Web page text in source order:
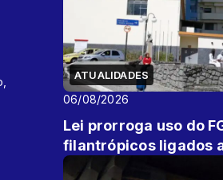
ATUALIDADES
06/08/2026
Lei prorroga uso do
filantrópicos ligados